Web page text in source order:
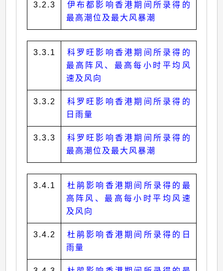
3.2.3
伊布都影响香港期间所录得的
最高潮位及最大风暴潮
3.3.1
科罗旺影响香港期间所录得的
最高阵风、最高每小时平均风
速及风向
3.3.2
科罗旺影响香港期间所录得的
日雨量
3.3.3
科罗旺影响香港期间所录得的
最高潮位及最大风暴潮
3.4.1
杜鹃影响香港期间所录得的最
高阵风、最高每小时平均风速
及风向
3.4.2
杜鹃影响香港期间所录得的日
雨量